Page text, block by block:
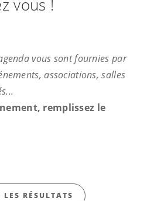
vous !
vous sont fournies par
associations, salles
remplissez le
LES RÉSULTATS